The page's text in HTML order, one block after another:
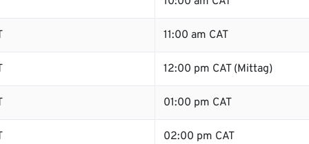
11:00 am CAT
12:00 pm CAT (Mittag)
01:00 pm CAT
02:00 pm CAT